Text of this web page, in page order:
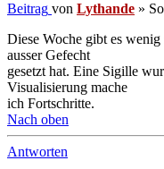
Beitrag von Lythande »
Diese Woche gibt es
ausser Gefecht
gesetzt hat. Eine Sigille
Visualisierung mache
ich Fortschritte.
Nach oben
Antworten